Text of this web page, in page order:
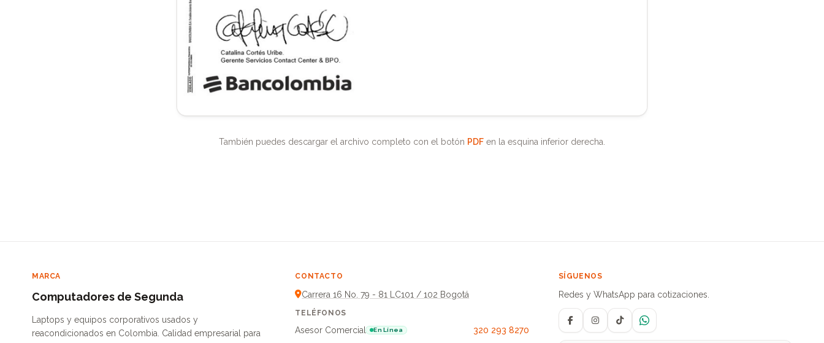
También puedes descargar el archivo completo con el botón PDF en la esquina inferior derecha.
MARCA
Computadores de Segunda
Laptops y equipos corporativos usados y
reacondicionados en Colombia. Calidad empresarial para
CONTACTO
Carrera 16 No. 79 - 81 LC101 / 102 Bogotá
TELÉFONOS
Asesor Comercial En Línea 320 293 8270
SÍGUENOS
Redes y WhatsApp para cotizaciones.
FacebookInstagramTikTokWhatsApp